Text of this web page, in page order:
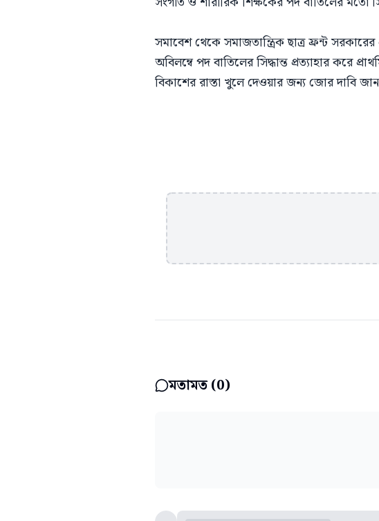
সমাবেশ থেকে সমাজতান্ত্রিক ছাত্র ফ্রন্ট
অবিলম্বে পদ বাতিলের সিদ্ধান্ত প্রত্যাহার করে
বিকাশের রাস্তা খুলে দেওয়ার জন্য জোর দাবি
মতামত (0)